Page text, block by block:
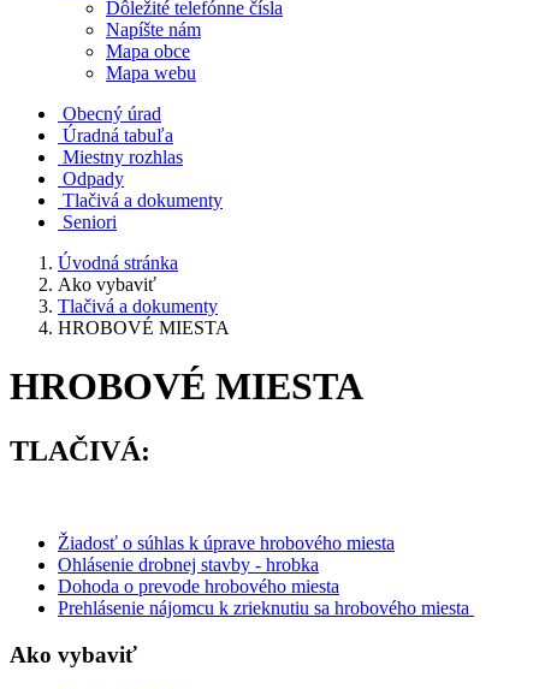
Dôležité telefónne čísla
Napíšte nám
Mapa obce
Mapa webu
Obecný úrad
Úradná tabuľa
Miestny rozhlas
Odpady
Tlačivá a dokumenty
Seniori
Úvodná stránka
Ako vybaviť
Tlačivá a dokumenty
HROBOVÉ MIESTA
HROBOVÉ MIESTA
TLAČIVÁ:
Žiadosť o súhlas k úprave hrobového miesta
Ohlásenie drobnej stavby - hrobka
Dohoda o prevode hrobového miesta
Prehlásenie nájomcu k zrieknutiu sa hrobového miesta
Ako vybaviť